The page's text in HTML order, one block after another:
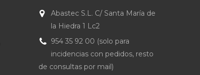
Abastec S.L. C/ Santa María de
la Hiedra 1 Lc2
954 35 92 00 (solo para
incidencias con pedidos, resto
de consultas por mail)